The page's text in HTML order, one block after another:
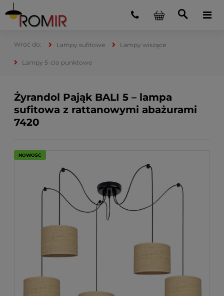
Lampy sufitowe Lampy wiszące
Lampy 5-cio punktowe
Żyrandol Pająk BALI 5 – lampa
sufitowa z rattanowymi abażurami
7420
NOWOŚĆ